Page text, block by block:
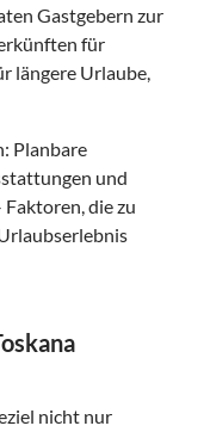
Gastgebern zur
für
längere Urlaube,
Planbare
und
die zu
nicht nur